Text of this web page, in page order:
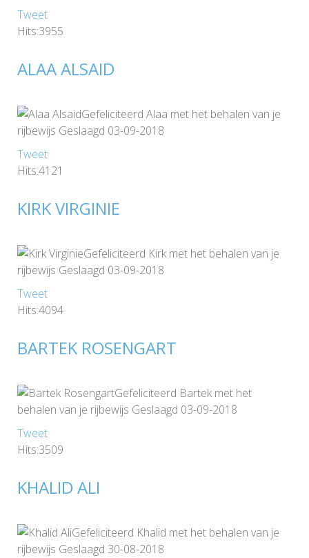
Tweet
Hits:3955
ALAA ALSAID
Gefeliciteerd Alaa met het behalen van je
rijbewijs Geslaagd 03-09-2018
Tweet
Hits:4121
KIRK VIRGINIE
Gefeliciteerd Kirk met het behalen van je
rijbewijs Geslaagd 03-09-2018
Tweet
Hits:4094
BARTEK ROSENGART
Gefeliciteerd Bartek met het
behalen van je rijbewijs Geslaagd 03-09-2018
Tweet
Hits:3509
KHALID ALI
Gefeliciteerd Khalid met het behalen van je
rijbewijs Geslaagd 30-08-2018